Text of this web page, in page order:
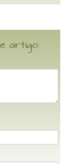
artigo: